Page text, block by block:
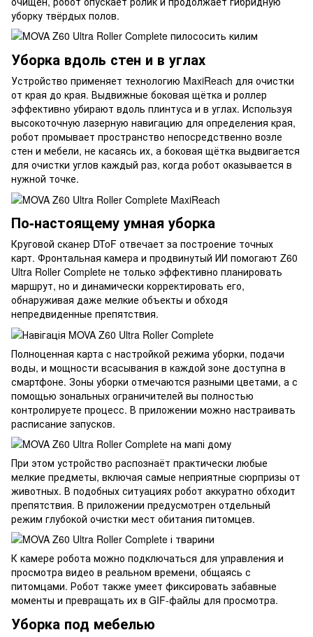
уборку твёрдых полов.
Уборка вдоль стен и в углах
Устройство применяет технологию MaxiReach для очистки
от края до края. Выдвижные боковая щётка и роллер
эффективно убирают вдоль плинтуса и в углах. Используя
высокоточную лазерную навигацию для определения края,
робот промывает пространство непосредственно возле
стен и мебели, не касаясь их, а боковая щётка выдвигается
для очистки углов каждый раз, когда робот оказывается в
нужной точке.
По-настоящему умная уборка
Круговой сканер DToF отвечает за построение точных
карт. Фронтальная камера и продвинутый ИИ помогают Z60
Ultra Roller Complete не только эффективно планировать
маршрут, но и динамически корректировать его,
обнаруживая даже мелкие объекты и обходя
непредвиденные препятствия.
Полноценная карта с настройкой режима уборки, подачи
воды, и мощности всасывания в каждой зоне доступна в
смартфоне. Зоны уборки отмечаются разными цветами, а с
помощью зональных ограничителей вы полностью
контролируете процесс. В приложении можно настраивать
расписание запусков.
При этом устройство распознаёт практически любые
мелкие предметы, включая самые неприятные сюрпризы от
животных. В подобных ситуациях робот аккуратно обходит
препятствия. В приложении предусмотрен отдельный
режим глубокой очистки мест обитания питомцев.
К камере робота можно подключаться для управления и
просмотра видео в реальном времени, общаясь с
питомцами. Робот также умеет фиксировать забавные
моменты и превращать их в GIF-файлы для просмотра.
Уборка под мебелью